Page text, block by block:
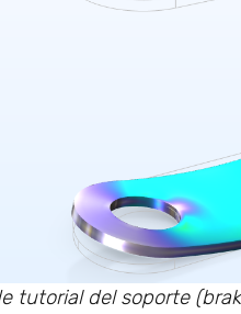
tutorial del soporte